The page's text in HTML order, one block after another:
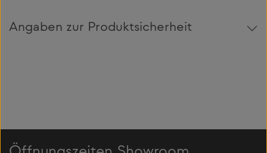
Angaben zur Produktsicherheit